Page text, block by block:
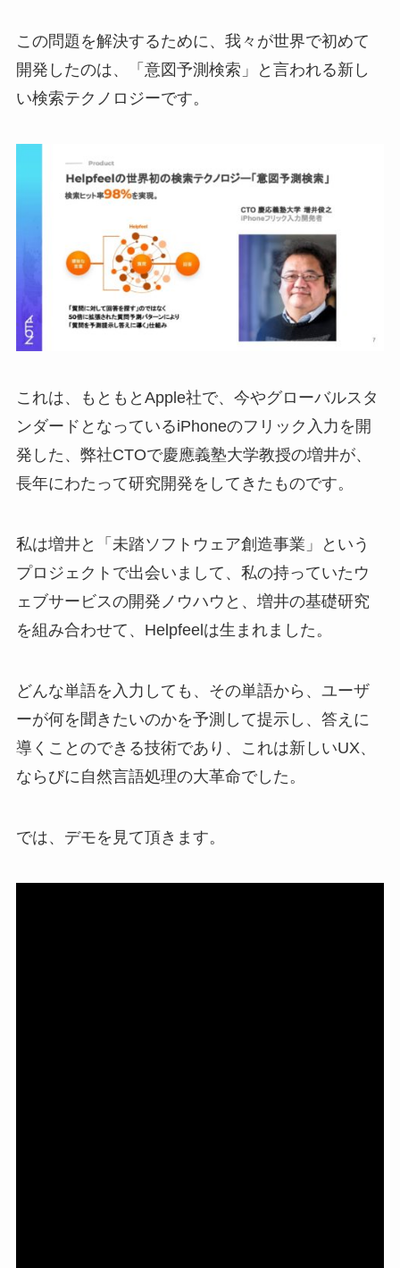
この問題を解決するために、我々が世界で初めて
開発したのは、「意図予測検索」と言われる新し
い検索テクノロジーです。
これは、もともとApple社で、今やグローバルスタ
ンダードとなっているiPhoneのフリック入力を開
発した、弊社CTOで慶應義塾大学教授の増井が、
長年にわたって研究開発をしてきたものです。
私は増井と「未踏ソフトウェア創造事業」という
プロジェクトで出会いまして、私の持っていたウ
ェブサービスの開発ノウハウと、増井の基礎研究
を組み合わせて、Helpfeelは生まれました。
どんな単語を入力しても、その単語から、ユーザ
ーが何を聞きたいのかを予測して提示し、答えに
導くことのできる技術であり、これは新しいUX、
ならびに自然言語処理の大革命でした。
では、デモを見て頂きます。